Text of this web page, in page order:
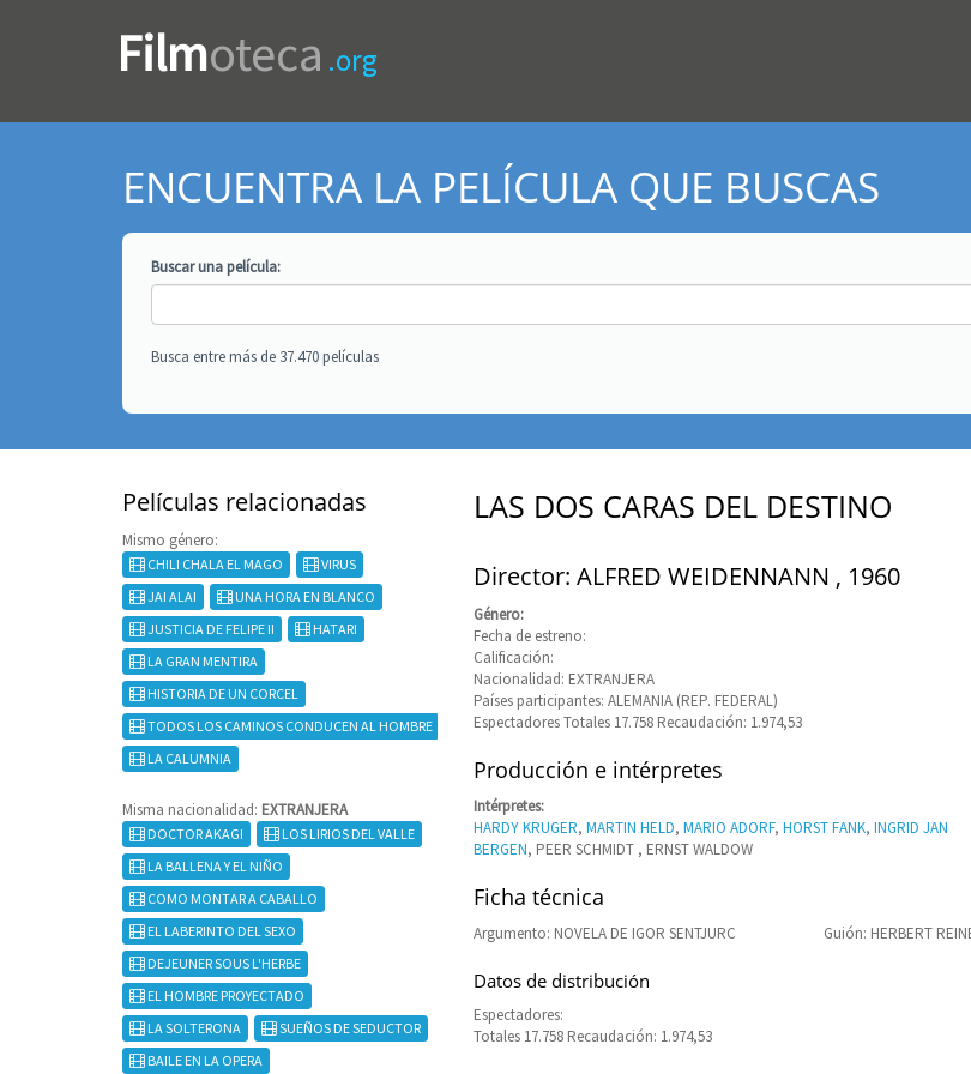
Filmoteca .org
ENCUENTRA LA PELÍCULA QUE BUSCAS
Buscar unapelícula:
Busca entre más de 37.470 películas
Películas relacionadas
Mismo género:
CHILI CHALA EL MAGO
VIRUS
JAI ALAI
UNA HORA EN BLANCO
JUSTICIA DE FELIPE II
HATARI
LA GRAN MENTIRA
HISTORIA DE UN CORCEL
TODOS LOS CAMINOS CONDUCEN AL HOMBRE
LA CALUMNIA
Misma nacionalidad: EXTRANJERA
DOCTOR AKAGI
LOS LIRIOS DEL VALLE
LA BALLENA Y EL NIÑO
COMO MONTAR A CABALLO
EL LABERINTO DEL SEXO
DEJEUNER SOUS L'HERBE
EL HOMBRE PROYECTADO
LA SOLTERONA
SUEÑOS DE SEDUCTOR
BAILE EN LA OPERA
LAS DOS CARAS DEL DESTINO
Director: ALFRED WEIDENNANN , 1960
Género:
Fecha de estreno:
Calificación:
Nacionalidad: EXTRANJERA
Países participantes: ALEMANIA (REP. FEDERAL)
Espectadores Totales 17.758 Recaudación: 1.974,53
Producción e intérpretes
Intérpretes:
HARDY KRUGER, MARTIN HELD, MARIO ADORF, HORST FANK, INGRID JAN
BERGEN, PEER SCHMIDT , ERNST WALDOW
Ficha técnica
Argumento: NOVELA DE IGOR SENTJURC Guión: HERBERT
Datos de distribución
Espectadores:
Totales 17.758 Recaudación: 1.974,53